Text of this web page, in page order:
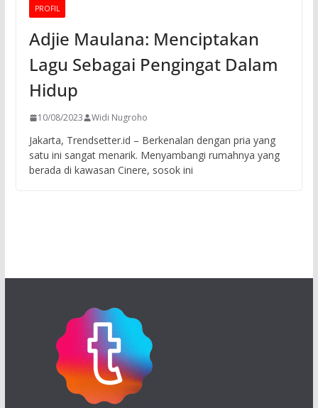
PROFIL
Adjie Maulana: Menciptakan
Lagu Sebagai Pengingat Dalam
Hidup
10/08/2023 Widi Nugroho
Jakarta, Trendsetter.id – Berkenalan dengan pria yang
satu ini sangat menarik. Menyambangi rumahnya yang
berada di kawasan Cinere, sosok ini